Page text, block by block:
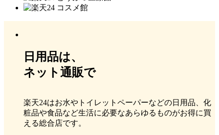
日用品は、
ネット通販で
楽天24はお水やトイレットペーパーなどの日用品、化
粧品や食品など生活に必要なあらゆるものがお得に買
える総合店です。